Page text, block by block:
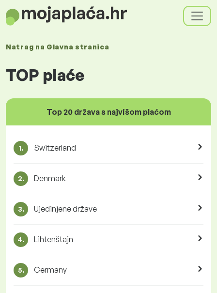
Natrag na Glavna stranica
TOP plaće
Top 20 država s najvišom plaćom
1. Switzerland
2. Denmark
3. Ujedinjene države
4. Lihtenštajn
5. Germany